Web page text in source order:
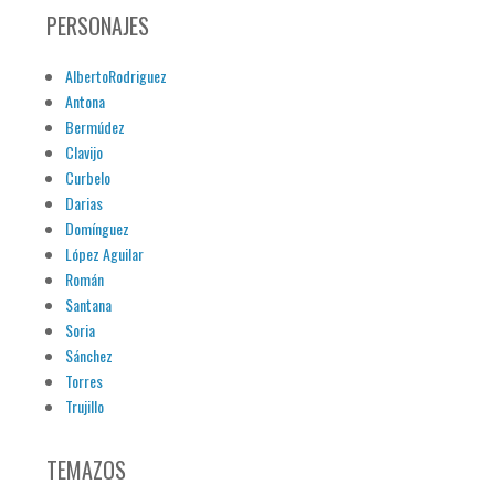
PERSONAJES
AlbertoRodriguez
Antona
Bermúdez
Clavijo
Curbelo
Darias
Domínguez
López Aguilar
Román
Santana
Soria
Sánchez
Torres
Trujillo
TEMAZOS